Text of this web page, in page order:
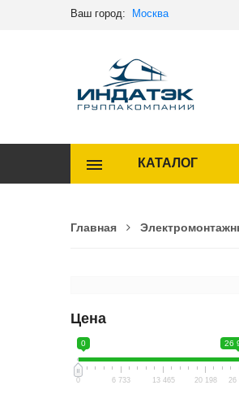
Ваш город: Москва
КАТАЛОГ
Главная
Цена
0 26
0 6 733 13 465 20 198 26